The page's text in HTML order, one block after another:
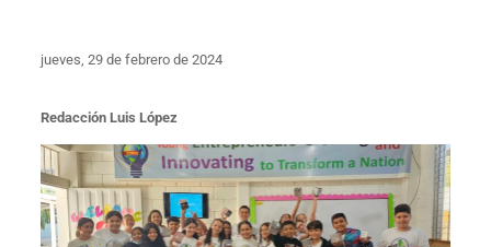
jueves, 29 de febrero de 2024
Redacción Luis López